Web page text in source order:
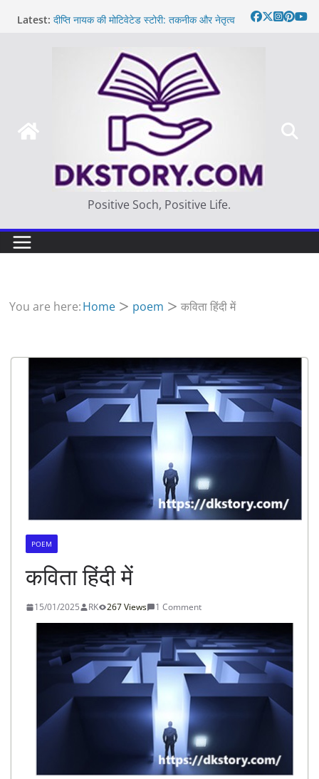
Latest: दीप्ति नायक की मोटिवेटेड स्टोरी: तकनीक और नेतृत्व
Thought of the day
आज का दिन: बदलाव का सही समय |
Positive Soch, Positive Life.
You are here:Home poem कविता हिंदी में
POEM
कविता हिंदी में
15/01/2025 RK 267 Views 1 Comment